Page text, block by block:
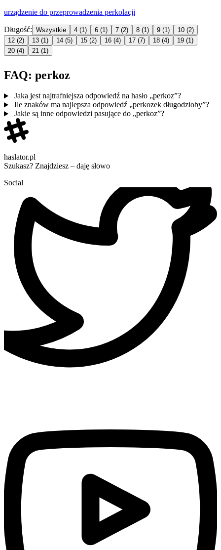
urządzenie do przeprowadzenia perkolacji
Długość: Wszystkie 4 (1) 6 (1) 7 (2) 8 (1) 9 (1) 10 (2)
12 (2) 13 (1) 14 (5) 15 (2) 16 (4) 17 (7) 18 (4) 19 (1)
20 (4) 21 (1)
FAQ: perkoz
Jaka jest najtrafniejsza odpowiedź na hasło „perkoz”?
Ile znaków ma najlepsza odpowiedź „perkozek długodzioby”?
Jakie są inne odpowiedzi pasujące do „perkoz”?
haslator.pl
Szukasz? Znajdziesz – daję słowo
Social